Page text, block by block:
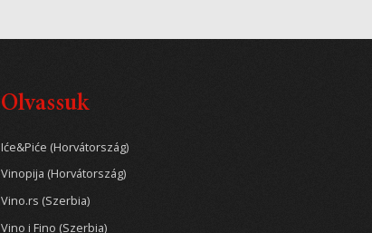
Olvassuk
Iće&Piće (Horvátország)
Vinopija (Horvátország)
Vino.rs (Szerbia)
Vino i Fino (Szerbia)